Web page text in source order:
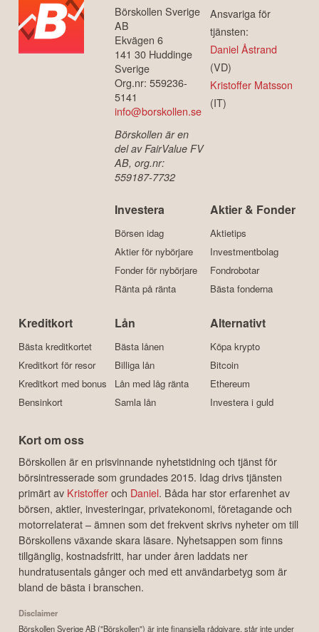
Börskollen Sverige
AB
Ekvägen 6
141 30 Huddinge
Sverige
Org.nr: 559236-
5141
info@borskollen.se
Börskollen är en
del av FairValue FV
AB, org.nr:
559187-7732
Ansvariga för
tjänsten:
Daniel Åstrand
(VD)
Kristoffer Matsson
(IT)
Investera
Börsen idag
Aktier för nybörjare
Fonder för nybörjare
Ränta på ränta
Aktier & Fonder
Aktietips
Investmentbolag
Fondrobotar
Bästa fonderna
Kreditkort
Bästa kreditkortet
Kreditkort för resor
Kreditkort med bonus
Bensinkort
Lån
Bästa lånen
Billiga lån
Lån med låg ränta
Samla lån
Alternativt
Köpa krypto
Bitcoin
Ethereum
Investera i guld
Kort om oss
Börskollen är en prisvinnande nyhetstidning och tjänst för
börsintresserade som grundades 2015. Idag drivs tjänsten
primärt av Kristofferoch Daniel. Båda har stor erfarenhet av
börsen, aktier, investeringar, privatekonomi, företagande och
motorrelaterat – ämnen som det frekvent skrivs nyheter om till
Börskollens växande skara läsare. Nyhetsappen som finns
tillgänglig, kostnadsfritt, har under åren laddats ner
hundratusentals gånger och med ett användarbetyg som är
bland de bästa i branschen.
Disclaimer
Börskollen Sverige AB ("Börskollen") är inte finansiella rådgivare, står inte under